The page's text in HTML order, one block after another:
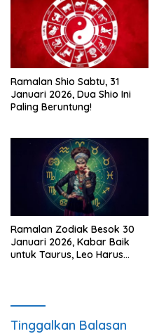
Ramalan Shio Sabtu, 31
Januari 2026, Dua Shio Ini
Paling Beruntung!
Ramalan Zodiak Besok 30
Januari 2026, Kabar Baik
untuk Taurus, Leo Harus
Tinggalkan Balasan